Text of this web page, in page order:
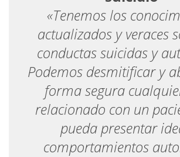
«Tenemos los
actualizados y veraces
conductas suicidas y
Podemos desmitificar y
forma segura
relacionado con un
pueda presentar
comportamientos